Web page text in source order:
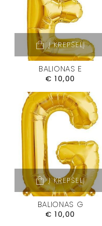
Į KREPŠELĮ
BALIONAS E
€ 10,00
Į KREPŠELĮ
BALIONAS G
€ 10,00